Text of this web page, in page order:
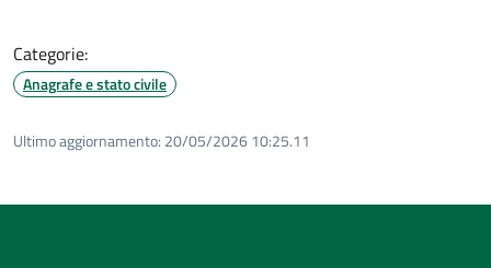
Categorie:
Anagrafe e stato civile
Ultimo aggiornamento: 20/05/2026 10:25.11